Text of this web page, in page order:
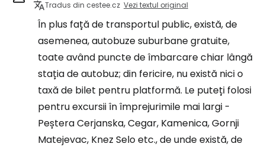
Tradus din cestee.cz Vezi textul original
În plus față de transportul public, există, de
asemenea, autobuze suburbane gratuite,
toate având puncte de îmbarcare chiar lângă
stația de autobuz; din fericire, nu există nici o
taxă de bilet pentru platformă. Le puteți folosi
pentru excursii în împrejurimile mai largi -
Peștera Cerjanska, Cegar, Kamenica, Gornji
Matejevac, Knez Selo etc., de unde există, de